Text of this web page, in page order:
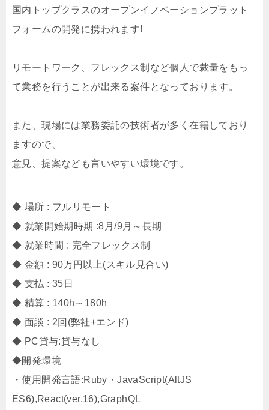
国内トップクラスのオープンイノベーションプラット
フォームの開発に携われます!
リモートワーク、フレックス制など個人で裁量をもっ
て業務を行うことが出来る案件となっております。
また、現場には業務委託の技術者が多く在籍しており
ますので、
意見、提案なども言いやすい環境です。
◆ 場所 : フルリモート
◆ 就業開始期時期 :8月/9月～長期
◆ 就業時間 : 完全フレックス制
◆ 金額 : 90万円以上(スキル見合い)
◆ 支払 : 35日
◆ 精算 : 140h～180h
◆ 面談 : 2回(弊社+エンド)
◆ PC貸与:貸与なし
◆開発環境
・使用開発言語:Ruby・JavaScript(AltJS
ES6),React(ver.16),GraphQL